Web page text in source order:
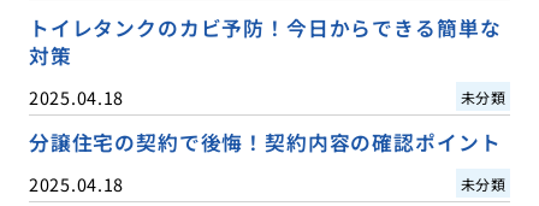
トイレタンクのカビ予防！今日からできる簡単な
対策
2025.04.18 未分類
分譲住宅の契約で後悔！契約内容の確認ポイント
2025.04.18 未分類